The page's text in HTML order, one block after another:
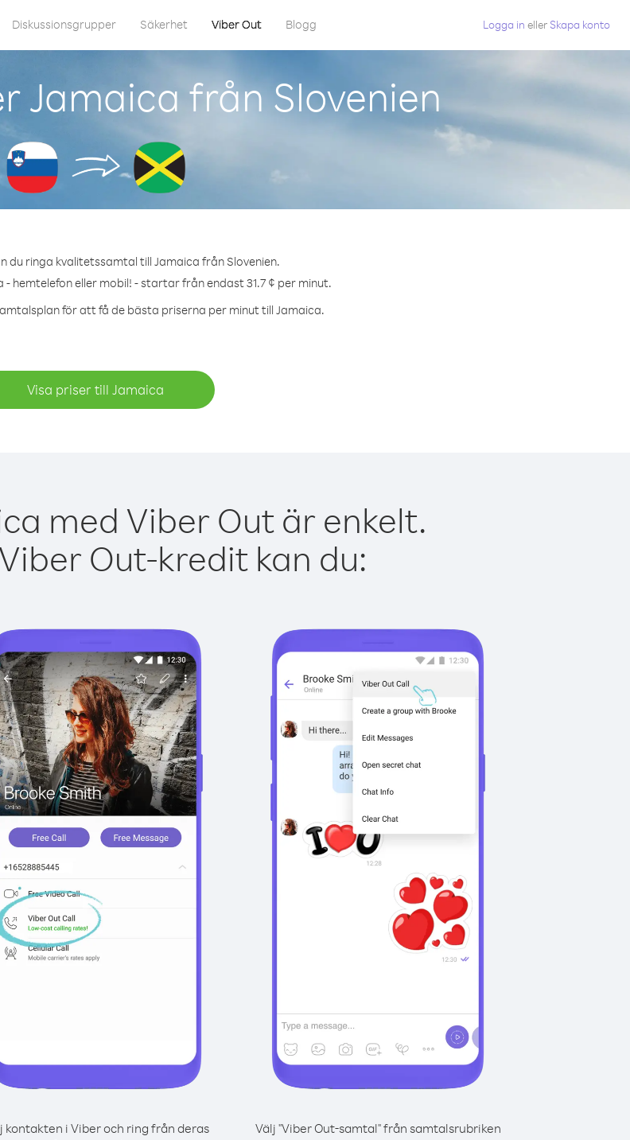
Diskussionsgrupper Säkerhet Viber Out Blogg Logga in eller Skapa konto
Jamaica från Slovenien
du ringa kvalitetssamtal till Jamaica från Slovenien.
- hemtelefon eller mobil! - startar från endast 31.7 ¢ per minut.
för att få de bästa priserna per minut till Jamaica.
Visa priser till Jamaica
med Viber Out är enkelt.
Out-kredit kan du:
kontakten i Viber och ring från deras
Välj "Viber Out-samtal" från samtalsrubriken